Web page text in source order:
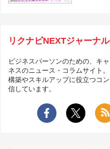
リクナビNEXTジャーナ
ビジネスパーソンのための、キ
ネスのニュース・コラムサイト
構築やスキルアップに役立つコ
信しています。